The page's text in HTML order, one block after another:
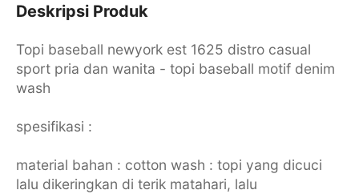
Deskripsi Produk
Topi baseball newyork est 1625 distro casual
sport pria dan wanita - topi baseball motif denim
wash
spesifikasi :
material bahan : cotton wash : topi yang dicuci
lalu dikeringkan di terik matahari, lalu